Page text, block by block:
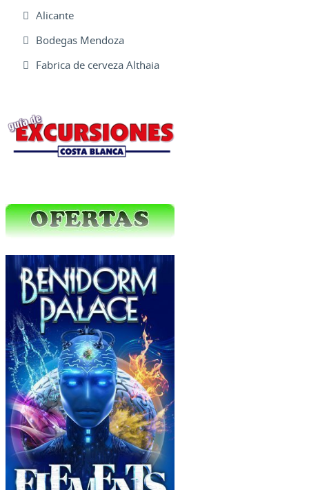
Alicante
Bodegas Mendoza
Fabrica de cerveza Althaia